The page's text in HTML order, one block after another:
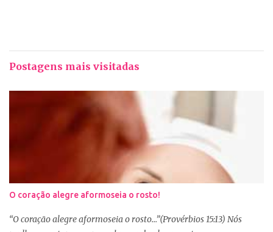
Postagens mais visitadas
O coração alegre aformoseia o rosto!
“O coração alegre aformoseia o rosto...”(Provérbios 15:13) Nós